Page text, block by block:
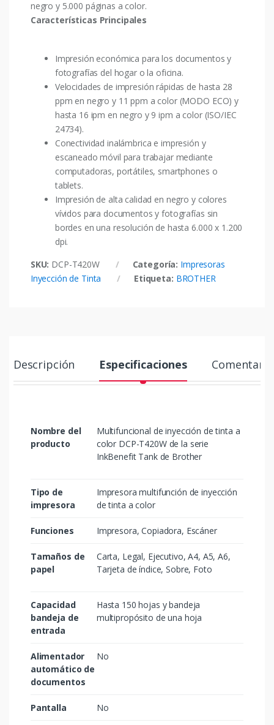
negro y 5.000 páginas a color.
Características Principales
Impresión económica para los documentos y
fotografías del hogar o la oficina.
Velocidades de impresión rápidas de hasta 28
ppm en negro y 11 ppm a color (MODO ECO) y
hasta 16 ipm en negro y 9 ipm a color (ISO/IEC
24734).
Conectividad inalámbrica e impresión y
escaneado móvil para trabajar mediante
computadoras, portátiles, smartphones o
tablets.
Impresión de alta calidad en negro y colores
vívidos para documentos y fotografías sin
bordes en una resolución de hasta 6.000 x 1.200
dpi.
SKU: DCP-T420W Categoría: Impresoras
Inyección de Tinta
Etiqueta: BROTHER
Descripción Especificaciones
Nombre del
producto
Multifuncional de inyección de tinta a
color DCP-T420W de la serie
InkBenefit Tank de Brother
Tipo de
impresora
Impresora multifunción de inyección
de tinta a color
Funciones Impresora, Copiadora, Escáner
Tamaños de
papel
Carta, Legal, Ejecutivo, A4, A5, A6,
Tarjeta de índice, Sobre, Foto
Capacidad
bandeja de
entrada
Hasta 150 hojas y bandeja
multipropósito de una hoja
Alimentador
automático de
documentos
No
Pantalla No